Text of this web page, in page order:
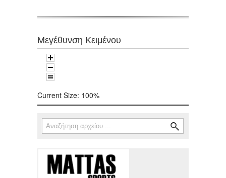
Μεγέθυνση Κειμένου
Current Size: 100%
Φόρμα αναζήτησης
Αναζήτηση